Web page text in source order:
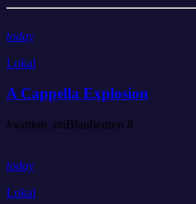
today
Lokal
A Cappella Explosion
location_onBlaubeuren 8
today
Lokal